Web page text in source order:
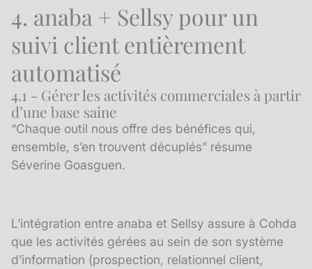
4. anaba + Sellsy pour un
suivi client entièrement
automatisé
4.1 - Gérer les activités commerciales à partir
d’une base saine
“Chaque outil nous offre des bénéfices qui,
ensemble, s’en trouvent décuplés” résume
Séverine Goasguen.
L’intégration entre anaba et Sellsy assure à Cohda
que les activités gérées au sein de son système
d’information (prospection, relationnel client,